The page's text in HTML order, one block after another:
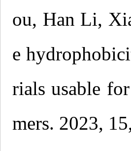
ou, Han Li,
e
rials usable
mers. 2023,